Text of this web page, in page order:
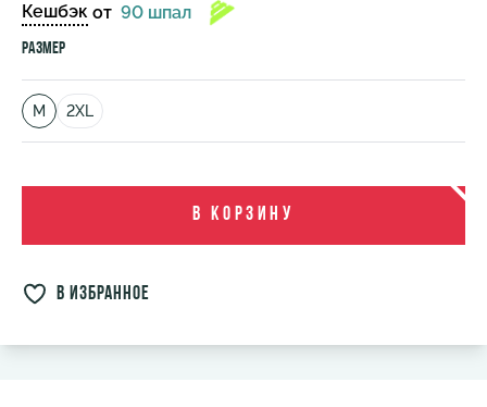
Кешбэк от 90 шпал
Размер
M 2XL
В корзину
в избранное